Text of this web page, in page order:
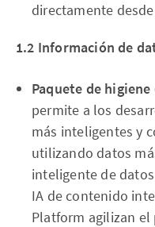
directamente
1.2 Información de
Paquete de
permite a los
más inteligentes y
utilizando datos
inteligente de
IA de contenido
Platform agilizan